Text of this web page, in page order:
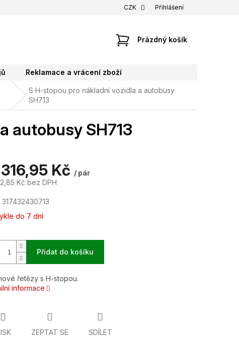
CZK Přihlášení
NÁKUPNÍ
Prázdný košík
Reklamace a vrácení zboží
S H-stopou pro nákladní vozidla a autobusy
SH713
autobusy SH713
316,95 Kč / pár
Kč bez DPH
317432430713
do 7 dní
Přidat do košíku
řetězy s H-stopou.
informace
ZEPTAT SE SDÍLET